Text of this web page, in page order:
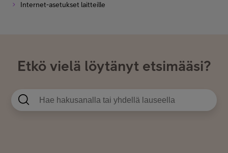
Internet-asetukset laitteille
Etkö vielä löytänyt etsimääsi?